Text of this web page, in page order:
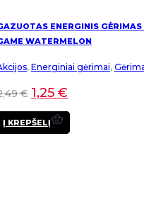
ENERGINIS GĖRIMAS
WATERMELON
, Energiniai gėrimai,
€ 1,25 €
Į KREPŠELĮ